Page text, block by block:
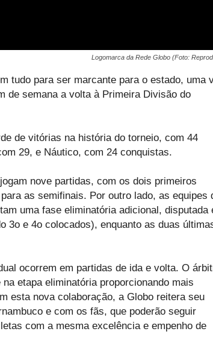
Logomarca da Rede Globo (Foto:
tudo para ser marcante para o estado, uma
de semana a volta à Primeira Divisão do
de vitórias na história do torneio, com 44
29, e Náutico, com 24 conquistas.
nove partidas, com os dois primeiros
as semifinais. Por outro lado, as equipes
uma fase eliminatória adicional, disputada
3o e 4o colocados), enquanto as duas
ocorrem em partidas de ida e volta. O
etapa eliminatória proporcionando mais
esta nova colaboração, a Globo reitera seu
e com os fãs, que poderão seguir
com a mesma excelência e empenho de